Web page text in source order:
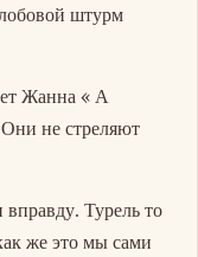
штурм
Жанна « А
не стреляют
Турель то
же это мы сами